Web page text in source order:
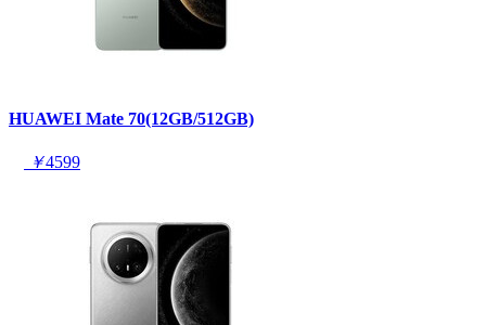
HUAWEI Mate 70(12GB/512GB)
￥4599